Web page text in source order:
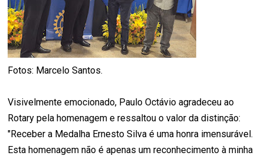
Fotos: Marcelo Santos.
Visivelmente emocionado, Paulo Octávio agradeceu ao
Rotary pela homenagem e ressaltou o valor da distinção:
"Receber a Medalha Ernesto Silva é uma honra imensurável.
Esta homenagem não é apenas um reconhecimento à minha